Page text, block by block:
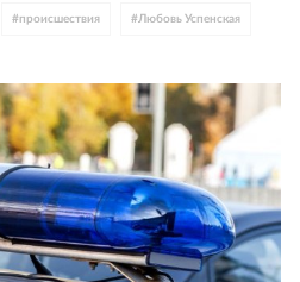
#происшествия # Любовь Успенская